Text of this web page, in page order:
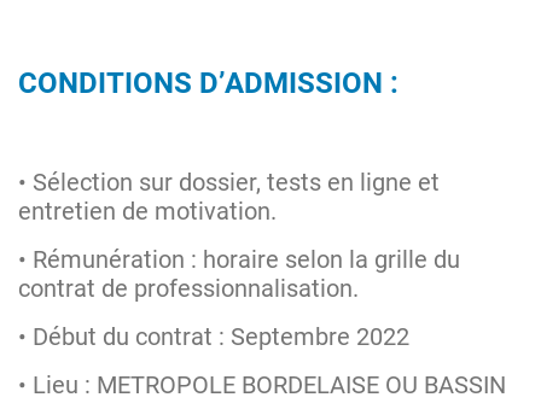
CONDITIONS D’ADMISSION :
• Sélection sur dossier, tests en ligne et
entretien de motivation.
• Rémunération : horaire selon la grille du
contrat de professionnalisation.
• Début du contrat : Septembre 2022
• Lieu : METROPOLE BORDELAISE OU BASSIN